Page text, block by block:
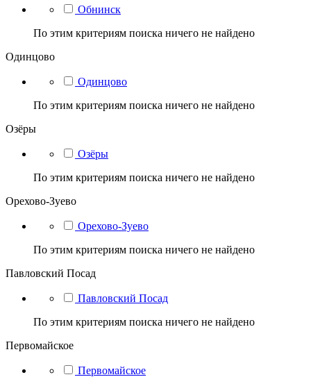
Обнинск
По этим критериям поиска ничего не найдено
Одинцово
Одинцово
По этим критериям поиска ничего не найдено
Озёры
Озёры
По этим критериям поиска ничего не найдено
Орехово-Зуево
Орехово-Зуево
По этим критериям поиска ничего не найдено
Павловский Посад
Павловский Посад
По этим критериям поиска ничего не найдено
Первомайское
Первомайское